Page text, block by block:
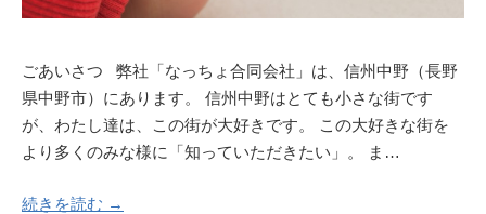
ごあいさつ 弊社「なっちょ合同会社」は、信州中野（長野
県中野市）にあります。 信州中野はとても小さな街です
が、わたし達は、この街が大好きです。 この大好きな街を
より多くのみな様に「知っていただきたい」。 ま…
続きを読む →